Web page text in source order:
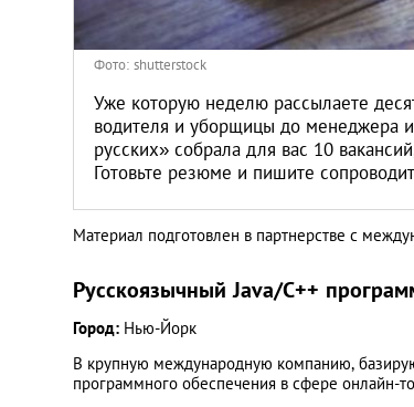
Латвия
Литва
Мальта
Польша
Португалия
Фото: shutterstock
Уже которую неделю рассылаете
водителя и уборщицы до менеджера
русских» собрала для вас 10
Готовьте резюме и пишите
Материал подготовлен в партнерстве с
Русскоязычный Java/C++
Город: Нью-Йорк
В крупную международную компанию,
программного обеспечения в сфере онлайн-